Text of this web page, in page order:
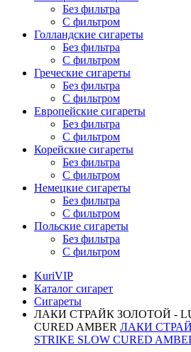
Без фильтра
С фильтром
Голландские сигареты
Без фильтра
С фильтром
Греческие сигареты
Без фильтра
С фильтром
Европейские сигареты
Без фильтра
С фильтром
Корейские сигареты
Без фильтра
С фильтром
Немецкие сигареты
Без фильтра
С фильтром
Польские сигареты
Без фильтра
С фильтром
KuriVIP
Каталог сигарет
Сигареты
ЛАКИ СТРАЙК ЗОЛОТОЙ -
CURED AMBER ЛАКИ
STRIKE SLOW CURED